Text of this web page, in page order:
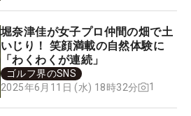
堀奈津佳が女子プロ仲間の畑で土
いじり！ 笑顔満載の自然体験に
「わくわくが連続」
ゴルフ界のSNS
2025年6月11日 (水) 18時32分
1